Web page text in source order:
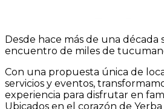
Desde hace más de una
encuentro de miles de
Con una propuesta única de
servicios y eventos,
experiencia para disfrutar en
Ubicados en el corazón de